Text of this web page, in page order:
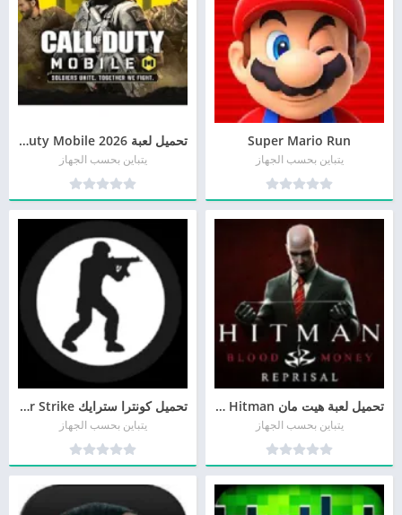
Super Mario Run
يتباين بحسب الجهاز
تحميل لعبة Call of Duty Mobile 2026 مجانا
يتباين بحسب الجهاز
تحميل لعبة هيت مان Hitman جميع الاصدارات من ميديا فاير
يتباين بحسب الجهاز
تحميل كونترا سترايك Counter Strike أخر إصدار
يتباين بحسب الجهاز